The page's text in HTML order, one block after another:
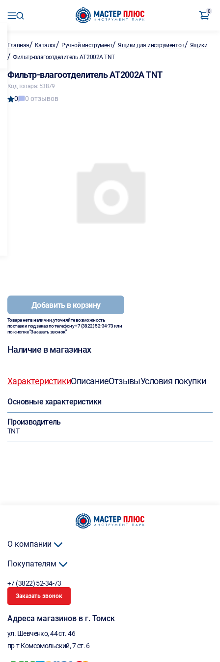
0
Главная/ Каталог/ Ручной инструмент/Ящики для инструментов/ Ящики
/ Фильтр-влагоотделитель АT2002А TNT
Фильтр-влагоотделитель АT2002А TNT
Код товара: 53879
0 0 отзывов
Добавить в корзину
Товара нет в наличии, уточняйте возможность
поставки под заказ по телефону+7 (3822) 52-34-73или
по кнопке "Заказать звонок"
Наличие в магазинах
ХарактеристикиОписаниеОтзывыУсловия покупки
Основные характеристики
Производитель
TNT
О компании
Покупателям
+7 (3822) 52-34-73
Заказать звонок
Адреса магазинов в г. Томск
ул. Шевченко, 44 ст. 46
пр-т Комсомольский, 7 ст. 6